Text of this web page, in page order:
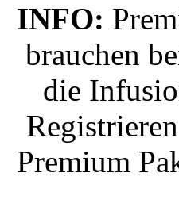
INFO:
brauchen
die
Premium